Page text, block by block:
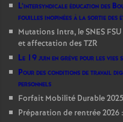
L’intersyndicale éducation des
fouilles inopinées à la sortie des
Mutations Intra, le SNES
et affectation des TZR
Le 19 juin en grève pour les vies
Pour des conditions de travail
personnels
Forfait Mobilité Durable 2025
Préparation de rentrée 2026